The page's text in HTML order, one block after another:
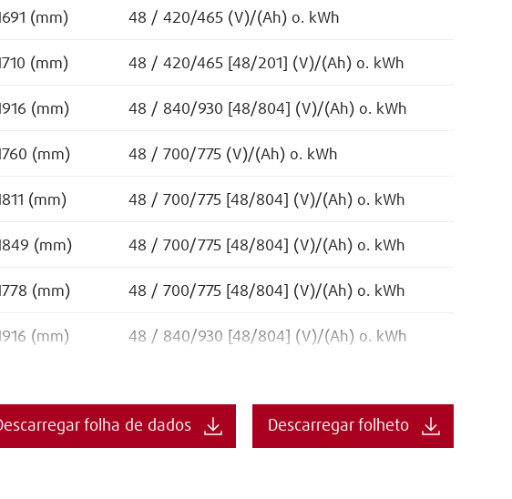
(mm) 48 / 420/465 (V)/(Ah) o. kWh
(mm) 48 / 420/465 [48/201] (V)/(Ah) o. kWh
(mm) 48 / 840/930 [48/804] (V)/(Ah) o. kWh
(mm) 48 / 700/775 (V)/(Ah) o. kWh
(mm) 48 / 700/775 [48/804] (V)/(Ah) o. kWh
(mm) 48 / 700/775 [48/804] (V)/(Ah) o. kWh
(mm) 48 / 700/775 [48/804] (V)/(Ah) o. kWh
(mm) 48 / 840/930 [48/804] (V)/(Ah) o. kWh
folha de dados Descarregar folheto